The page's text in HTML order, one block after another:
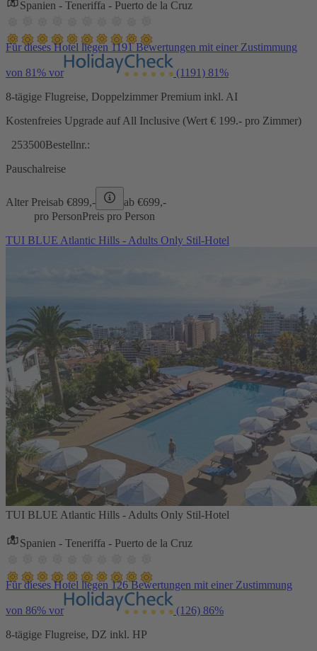
Spanien - Teneriffa - Puerto de la Cruz
Für dieses Hotel liegen 1191 Bewertungen mit einer Zustimmung
von 81% vor (1191) 81%
8-tägige Flugreise, Doppelzimmer Premium inkl. AI
Kostenfreies Upgrade auf All Inclusive (Wert € 199.- pro Zimmer)
253500Bestellnr.:
Pauschalreise
Alter Preisab €899,- ab €699,-
pro PersonPreis pro Person
TUI BLUE Atlantic Hills - Adults Only Stil-Hotel
TUI BLUE Atlantic Hills - Adults Only Stil-Hotel
Spanien - Teneriffa - Puerto de la Cruz
Für dieses Hotel liegen 126 Bewertungen mit einer Zustimmung
von 86% vor (126) 86%
8-tägige Flugreise, DZ inkl. HP